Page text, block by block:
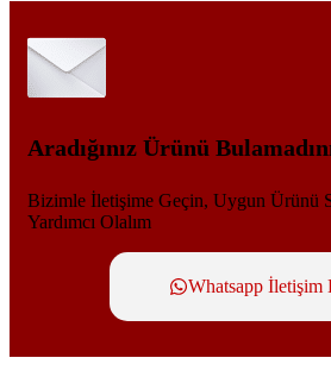
Aradığınız Ürünü
Bizimle İletişime Geçin, Uygun Ürünü
Yardımcı Olalım
Whatsapp İletişim